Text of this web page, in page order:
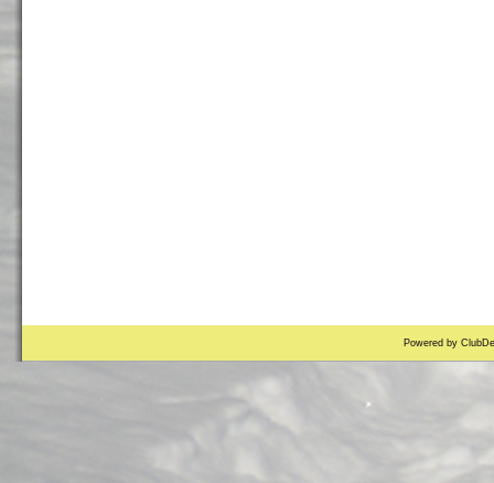
Powered by